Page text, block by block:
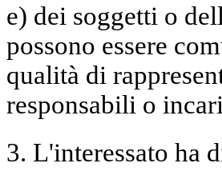
e) dei soggetti o
possono essere
qualità di
responsabili o
3. L'interessato ha